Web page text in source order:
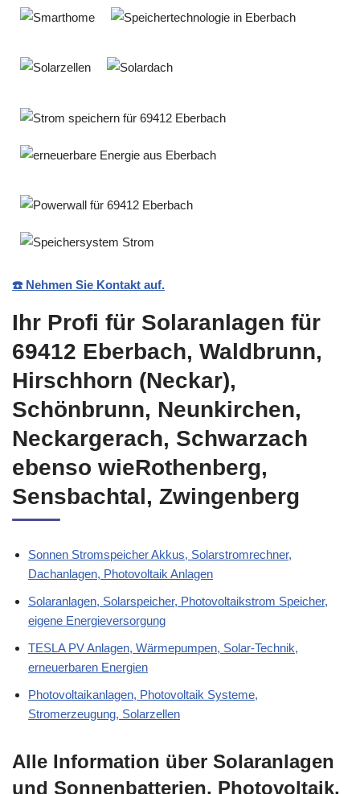
☎️ Nehmen Sie Kontakt auf.
Ihr Profi für Solaranlagen für
69412 Eberbach, Waldbrunn,
Hirschhorn (Neckar),
Schönbrunn, Neunkirchen,
Neckargerach, Schwarzach
ebenso wieRothenberg,
Sensbachtal, Zwingenberg
Sonnen Stromspeicher Akkus, Solarstromrechner,
Dachanlagen, Photovoltaik Anlagen
Solaranlagen, Solarspeicher, Photovoltaikstrom Speicher,
eigene Energieversorgung
TESLA PV Anlagen, Wärmepumpen, Solar-Technik,
erneuerbaren Energien
Photovoltaikanlagen, Photovoltaik Systeme,
Stromerzeugung, Solarzellen
Alle Information über Solaranlagen
und Sonnenbatterien, Photovoltaik,